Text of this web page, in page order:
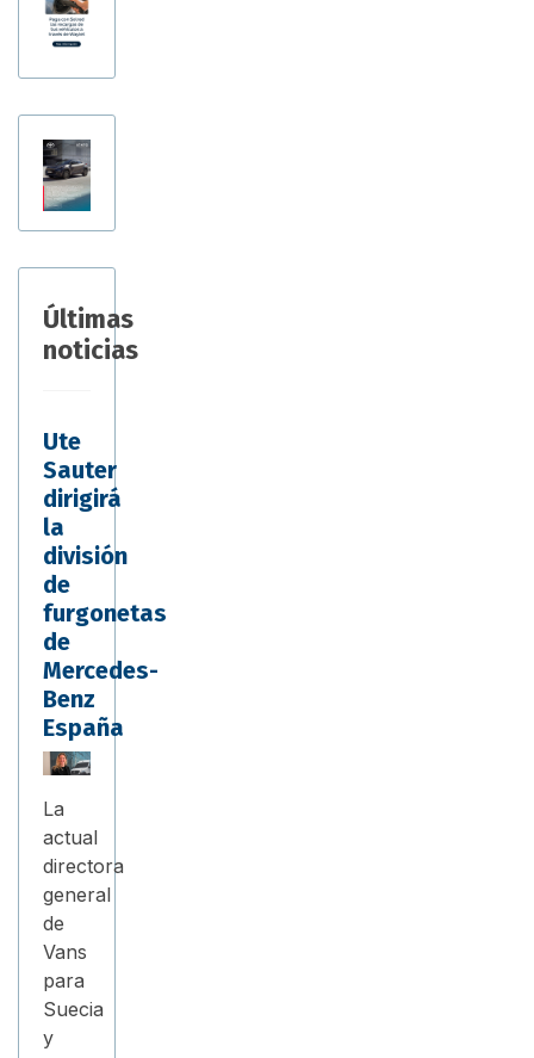
Últimas
noticias
Ute
Sauter
dirigirá
la
división
de
furgonetas
de
Mercedes-
Benz
España
La
actual
directora
general
de
Vans
para
Suecia
y